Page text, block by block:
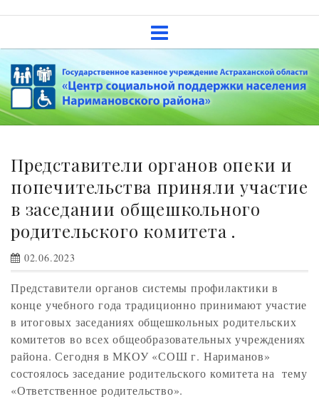
Государственное казенное
учреждение Астраханской
области «Центр социальной
поддержки населения
Наримановского района»
Представители органов опеки и
попечительства приняли участие
в заседании общешкольного
родительского комитета .
02.06.2023
Представители органов системы профилактики в
конце учебного года традиционно принимают участие
в итоговых заседаниях общешкольных родительских
комитетов во всех общеобразовательных учреждениях
района. Сегодня в МКОУ «СОШ г. Нариманов»
состоялось заседание родительского комитета на тему
«Ответственное родительство».